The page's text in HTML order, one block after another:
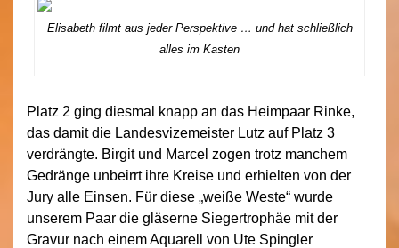
Elisabeth filmt aus jeder Perspektive … und hat schließlich
alles im Kasten
Platz 2 ging diesmal knapp an das Heimpaar Rinke,
das damit die Landesvizemeister Lutz auf Platz 3
verdrängte. Birgit und Marcel zogen trotz manchem
Gedränge unbeirrt ihre Kreise und erhielten von der
Jury alle Einsen. Für diese „weiße Weste“ wurde
unserem Paar die gläserne Siegertrophäe mit der
Gravur nach einem Aquarell von Ute Spingler